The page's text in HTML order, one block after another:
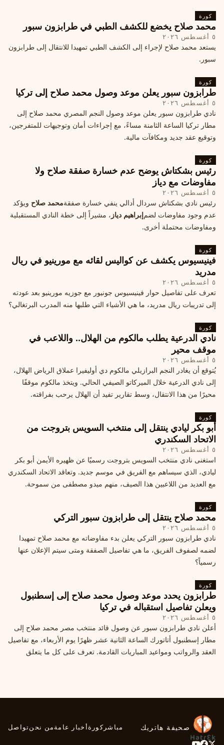
كورة
محمد صلاح يخضع للكشف الطبي في طرابزون سبور
٥ أغسطس ٢٠٢٦
يستعد محمد صلاح لإجراء إلى الكشف الطبي تمهيدا للانتقال إلى طرابزون
سبور.
كورة
طرابزون سبور يعلن موعد وصول محمد صلاح إلى تركيا
٥ أغسطس ٢٠٢٦
نادي طرابزون سبور يعلن موعد وصول النجم المصري محمد صلاح إلى
مطار تركيا الساعة الثامنة مساءً، مع إجراءات أمان وتوجيهات للمتفرجين،
وتوقيع عقد جديد ومكافآت مالية.
كورة
رئيس بشكتاش يوضح عدم خسارة صفقة صلاح ولا
مفاوضات مع دياز
٥ أغسطس ٢٠٢٦
رئيس نادي بشكتاش سردال أدالي ينفي خسارة صفقةمحمد صلاح ويؤكد
عدم وجود مفاوضات لضمإبراهيم دياز ، مشيراً إلى خطة النادي المستقبلية
ومفاوضات محتملة أخرى.
كورة
فينيسيوس يكشف عن كواليس لقائه مع مورينيو في ريال
مدريد
٥ أغسطس ٢٠٢٦
تعرف على تفاصيل حوار فينيسيوس جونيور مع جوزيه مورينيو بعد عودته
إلى تدريبات ريال مدريد، ما هي الأشياء التي طلبها منه المدرب البرتغالي؟
كورة
نادي الدرعية يطلب مالكوم من الهلال.. واللاعب في
موقف محير
٥ أغسطس ٢٠٢٦
يُتوقع أن يغادر النجم البرازيلي مالكوم دي أوليفيرا عملاق الرياض الهلال،
إلى نادي الدرعية خلال الميركاتو الصيفي الحالي. ويتخذ مالكوم موقفًا
محيرًا من هذا الانتقال، وسط تقارير تفيد أن الهلال يرحب بفراقته.
كورة
أبو بكر ليادي ينتقل إلى منتخب السويس بتروجت من
الاتحاد السكندري
٥ أغسطس ٢٠٢٦
استغنى نادي منتخب السويس بتروجت رسميًا عن ظهيره الأيمن أبو بكر
ليادي، الذي سيساهم مع الفريق في موسم جديد. وتعاقد الاتحاد السكندري
مع العديد من اللاعبين هذا الصيف، منهم ميدو مصطفى من سموحة.
كورة
محمد صلاح ينتقل إلى طرابزون سبور التركي
٥ أغسطس ٢٠٢٦
نادي طرابزون سبور التركي يعلن بدء مفاوضاته مع محمد صلاح تمهيدا
لضمه لصفوف الفريق، ما هي تفاصيل الصفقة ومتى سيتم الإعلان عنها
رسمياً؟
كورة
طرابزون يحدد موعد وصول محمد صلاح إلى إسطنبول
ويعلن تفاصيل استقباله في تركيا
٥ أغسطس ٢٠٢٦
أعلن نادي طرابزون سبور عن وصول قائد منتخب مصر محمد صلاح إلى
مطار إسطنبول أتاتورك الساعة الثانية عشر ظهرًا يوم الأربعاء، مع تفاصيل
العقد والرواتب ومواعيد المباريات القادمة. تعرف على كل ما يتعلق
صحيفة هاتريك مباشر كورةأخبار عامةمن نحنتواصل